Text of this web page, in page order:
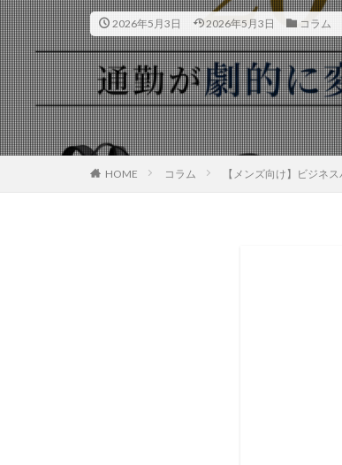
2026年5月3日 2026年5月3日 コラム
HOME コラム 【メンズ向け】ビジネ